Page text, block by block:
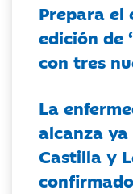
Prepara
edición de
con tres
La
alcanza
Castilla y